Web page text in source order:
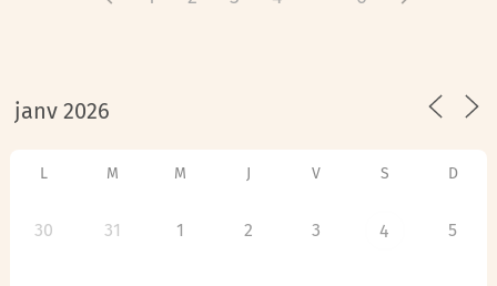
L M M J V S D
30 31 1 2 3 4 5